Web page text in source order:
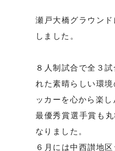
瀬戸大橋グラウン
しました。
８人制試合で全３
れた素晴らしい環
ッカーを心から楽
最優秀賞選手賞も
なりました。
６月には中西讃地